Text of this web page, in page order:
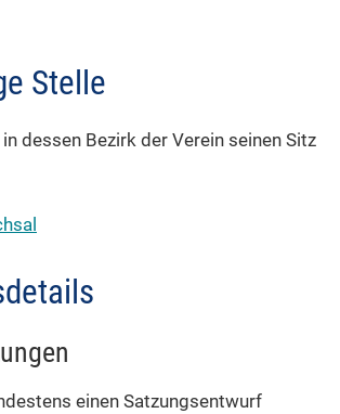
Stelle
dessen Bezirk der Verein seinen Sitz
einen Satzungsentwurf